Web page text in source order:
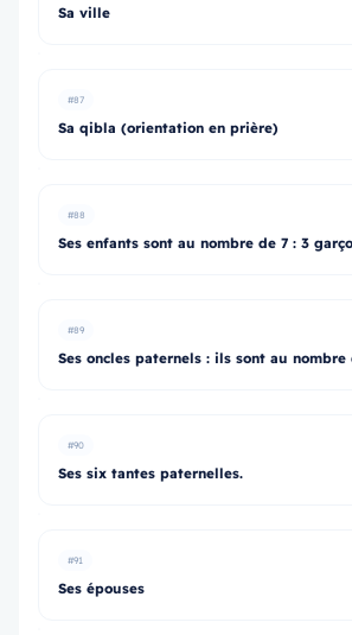
Sa ville
#87
Sa qibla (orientation en prière)
#88
Ses enfants sont au nombre de 7 : 3
#89
Ses oncles paternels : ils sont au nombre
#90
Ses six tantes paternelles.
#91
Ses épouses